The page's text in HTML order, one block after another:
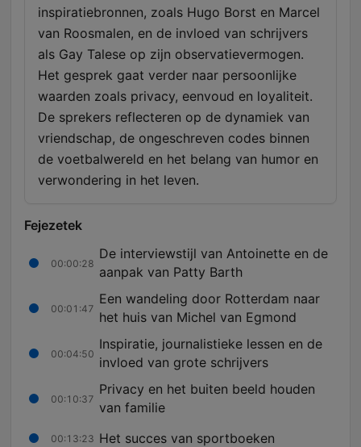
inspiratiebronnen, zoals Hugo Borst en Marcel
van Roosmalen, en de invloed van schrijvers
als Gay Talese op zijn observatievermogen.
Het gesprek gaat verder naar persoonlijke
waarden zoals privacy, eenvoud en loyaliteit.
De sprekers reflecteren op de dynamiek van
vriendschap, de ongeschreven codes binnen
de voetbalwereld en het belang van humor en
verwondering in het leven.
Fejezetek
00:00:28
De interviewstijl van Antoinette en de
aanpak van Patty Barth
00:01:47
Een wandeling door Rotterdam naar
het huis van Michel van Egmond
00:04:50
Inspiratie, journalistieke lessen en de
invloed van grote schrijvers
00:10:37
Privacy en het buiten beeld houden
van familie
00:13:23 Het succes van sportboeken